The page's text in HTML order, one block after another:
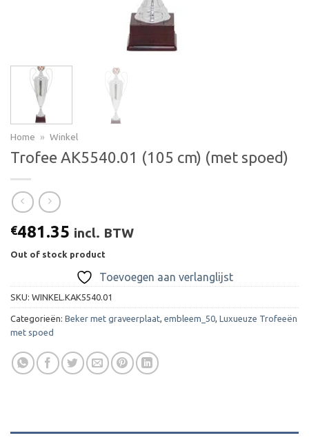
Home » Winkel
Trofee AK5540.01 (105 cm) (met spoed)
€481.35 incl. BTW
Out of stock product
Toevoegen aan verlanglijst
SKU: WINKEL.KAK5540.01
Categorieën: Beker met graveerplaat, embleem_50, Luxueuze Trofeeën
met spoed